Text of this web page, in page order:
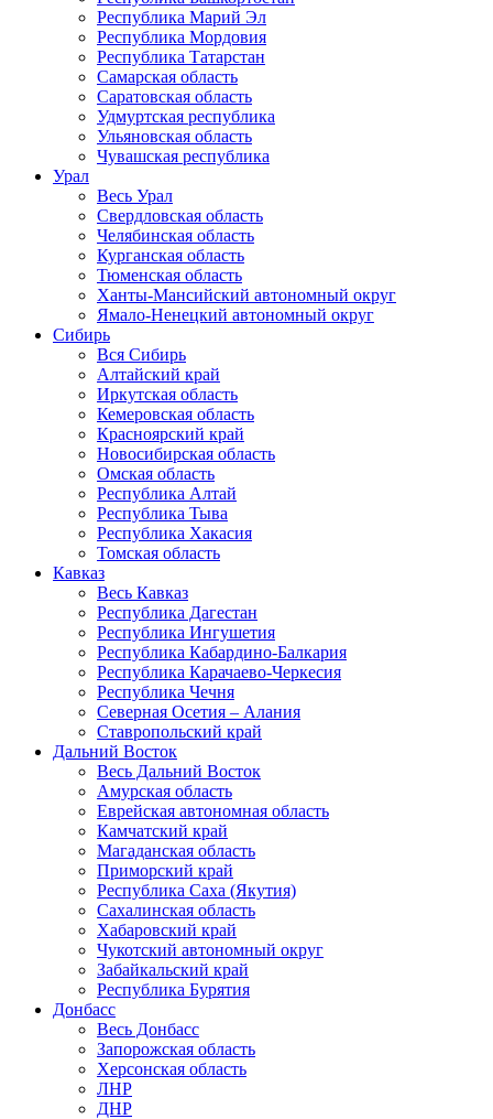
Республика Марий Эл
Республика Мордовия
Республика Татарстан
Самарская область
Саратовская область
Удмуртская республика
Ульяновская область
Чувашская республика
Урал
Весь Урал
Свердловская область
Челябинская область
Курганская область
Тюменская область
Ханты-Мансийский автономный округ
Ямало-Ненецкий автономный округ
Сибирь
Вся Сибирь
Алтайский край
Иркутская область
Кемеровская область
Красноярский край
Новосибирская область
Омская область
Республика Алтай
Республика Тыва
Республика Хакасия
Томская область
Кавказ
Весь Кавказ
Республика Дагестан
Республика Ингушетия
Республика Кабардино-Балкария
Республика Карачаево-Черкесия
Республика Чечня
Северная Осетия – Алания
Ставропольский край
Дальний Восток
Весь Дальний Восток
Амурская область
Еврейская автономная область
Камчатский край
Магаданская область
Приморский край
Республика Саха (Якутия)
Сахалинская область
Хабаровский край
Чукотский автономный округ
Забайкальский край
Республика Бурятия
Донбасс
Весь Донбасс
Запорожская область
Херсонская область
ЛНР
ДНР